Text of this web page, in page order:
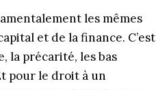
les mêmes
et de la finance. C’est
la précarité, les bas
pour le droit à un